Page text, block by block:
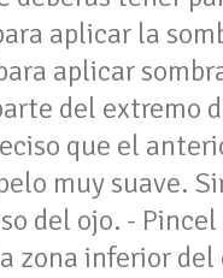
aplicar la
aplicar
del extremo
que el
muy suave.
del ojo. -
inferior del